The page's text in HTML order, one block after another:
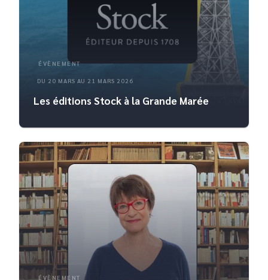
ÉVÈNEMENT
DU 20 MARS AU 21 MARS 2026
Les éditions Stock à la Grande Marée
ÉVÈNEMENT